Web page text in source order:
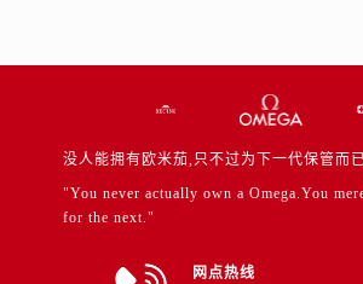
没人能拥有欧米茄,只不过为下一代保管而
"You never actually own a Omega.You
for the next."
网点热线